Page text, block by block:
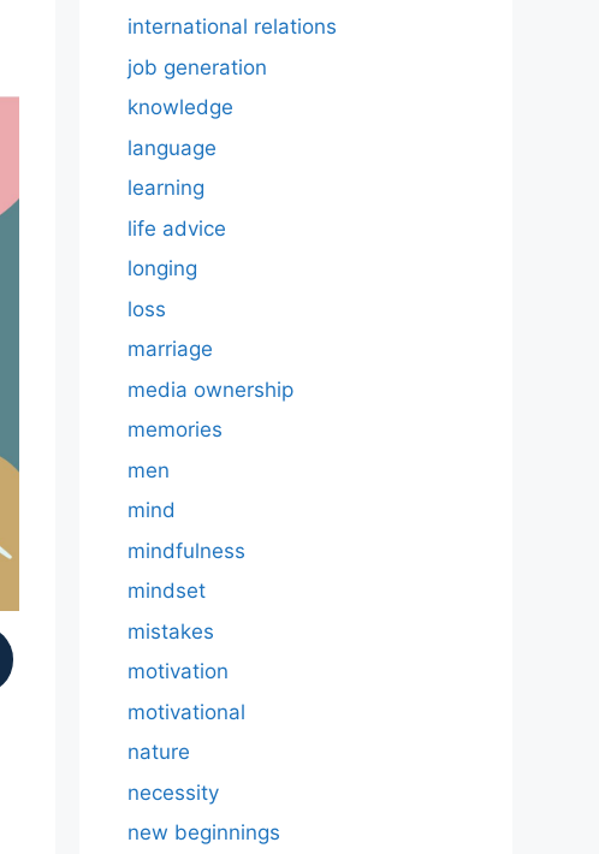
international relations
job generation
knowledge
language
learning
life advice
longing
loss
marriage
media ownership
memories
men
mind
mindfulness
mindset
mistakes
motivation
motivational
nature
necessity
new beginnings